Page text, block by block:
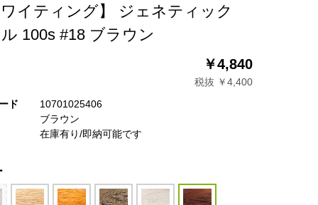
ワイティング】 ジェネティック
100s #18 ブラウン
￥4,840
税抜 ￥4,400
ド
10701025406
ブラウン
在庫有り/即納可能です